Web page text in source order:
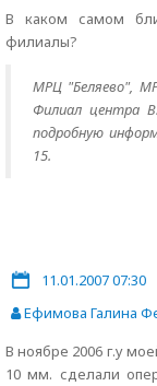
В каком самом
филиалы?
МРЦ "Беляево",
Филиал центра
подробную
15.
11.01.2007 07:30
Ефимова Галина
В ноябре 2006 г.у
10 мм. сделали